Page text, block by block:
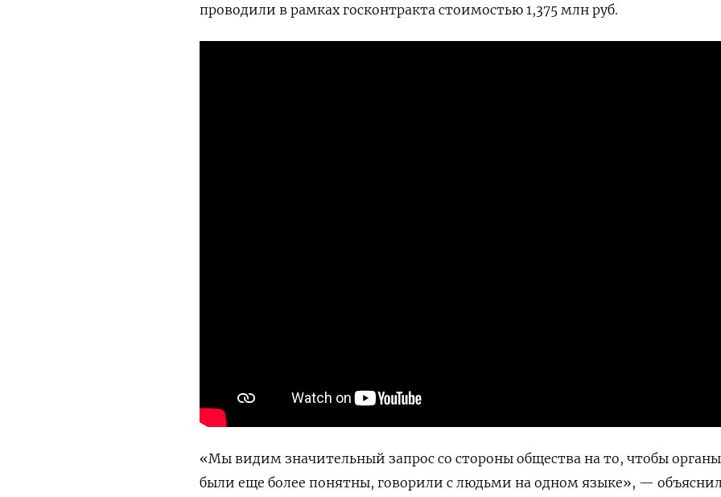
проводили в рамках госконтракта стоимостью 1,375 млн руб.
«Мы видим значительный запрос со стороны общества на то, чтобы
были еще более понятны, говорили с людьми на одном языке», —